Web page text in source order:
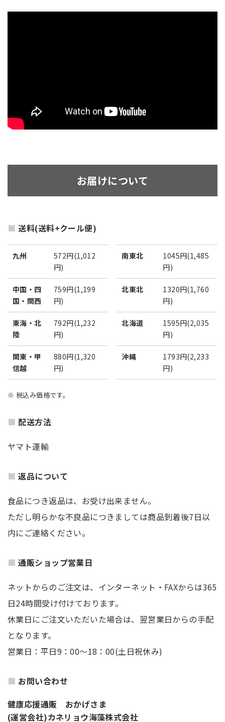
お届けについて
送料(送料+クール便)
九州
572円(1,012
円)
中国・四
国・関西
759円(1,199
円)
東海・北
陸
792円(1,232
円)
関東・甲
信越
880円(1,320
円)
南東北
1045円(1,485
円)
北東北
1320円(1,760
円)
北海道
1595円(2,035
円)
沖縄
1793円(2,233
円)
※ 税込み価格です。
配送方法
ヤマト運輸
返品について
食品につき返品は、お受け出来ません。
ただし明らかな不良品につきましては商品到着後7日以
内にご連絡ください。
通販ショップ営業日
ネットからのご注文は、インターネット・FAXからは365
日24時間受け付けております。
休業日にご注文いただいた場合は、翌営業日からの手配
となります。
営業日：平日9：00～18：00(土日祝休み)
お問い合わせ
健康応援通販 おかげさま
(運営会社)カネリョウ海藻株式会社